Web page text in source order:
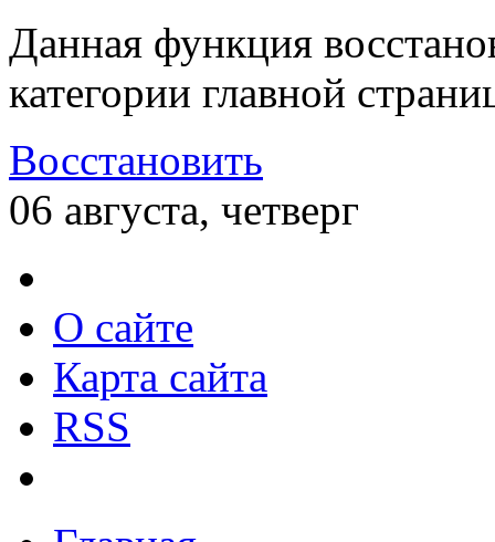
Данная функция
категории главной
Восстановить
06 августа, четверг
О сайте
Карта сайта
RSS